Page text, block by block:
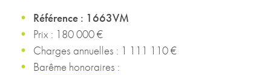
Référence : 1663VM
Prix : 180 000 €
Charges annuelles : 1 111 110 €
Barême honoraires :